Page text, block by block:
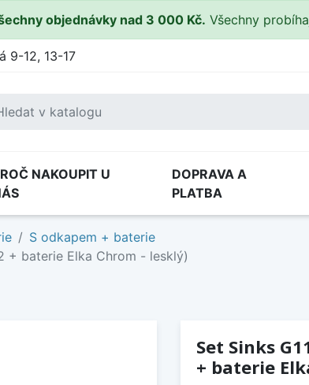
objednávky nad 3 000 Kč. Všechny
9-12, 13-17
NAKOUPIT U
DOPRAVA A
PLATBA
S odkapem + baterie
+ baterie Elka Chrom - lesklý)
Set Sinks
+ baterie